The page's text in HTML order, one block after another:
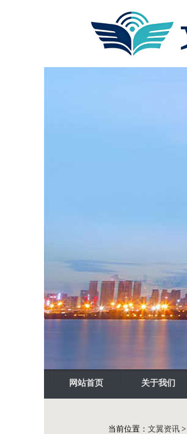
网站首页 关于我们
当前位置： 文翼资讯 >